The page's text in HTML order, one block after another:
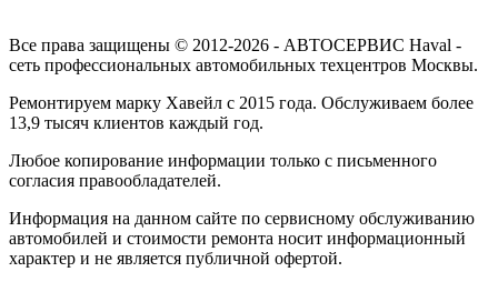
Все права защищены © 2012-2026 - АВТОСЕРВИС Haval -
сеть профессиональных автомобильных техцентров Москвы.
Ремонтируем марку Хавейл с 2015 года. Обслуживаем более
13,9 тысяч клиентов каждый год.
Любое копирование информации только с письменного
согласия правообладателей.
Информация на данном сайте по сервисному обслуживанию
автомобилей и стоимости ремонта носит информационный
характер и не является публичной офертой.